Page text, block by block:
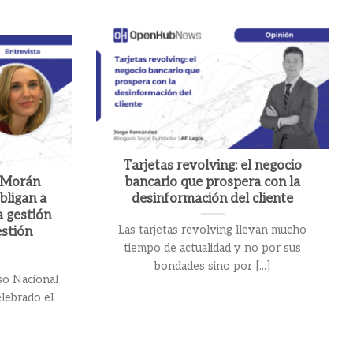
Tarjetas revolving: el negocio
bancario que prospera con la
desinformación del cliente
Las tarjetas revolving llevan mucho
tiempo de actualidad y no por sus
bondades sino por [...]
a
gestión
Nacional
el